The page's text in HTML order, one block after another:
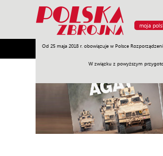
moja
Od 25 maja 2018 r. obowiązuje w Polsce
W związku z powyższym
Armia Poligon Sprzęt Misje